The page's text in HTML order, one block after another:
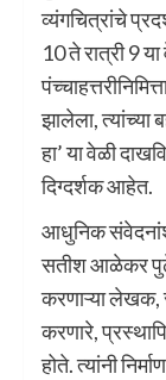
व्यंगचित्रांचे
10 ते रात्री 9
झालेला, त्यांच्या
हा‌’ या वेळी
दिग्दर्शक आहेत.
आधुनिक
सतीश आळेकर पुढे
करणाऱ्या लेखक,
करणारे,
होते. त्यांनी